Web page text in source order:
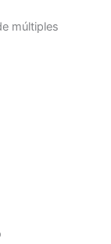
múltiples